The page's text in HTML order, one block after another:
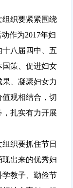
织要紧紧围绕
作为2017年妇
八届四中、五
策、促进妇女
、凝聚妇女力
观相结合，切
扎实有力开展
织要抓住节日
出来的优秀妇
教子、勤俭节